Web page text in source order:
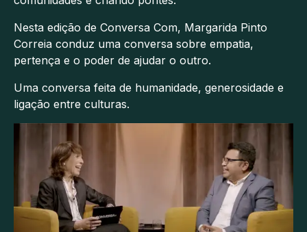
Nesta edição de Conversa Com, Margarida Pinto
Correia conduz uma conversa sobre empatia,
pertença e o poder de ajudar o outro.
Uma conversa feita de humanidade, generosidade e
ligação entre culturas.